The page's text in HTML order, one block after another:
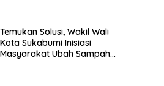
Temukan Solusi, Wakil Wali
Kota Sukabumi Inisiasi
Masyarakat Ubah Sampah